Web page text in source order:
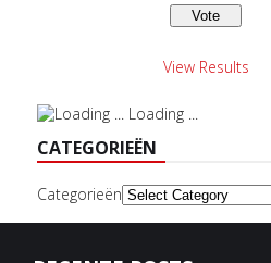
View Results
Loading ...
CATEGORIEËN
Categorieën